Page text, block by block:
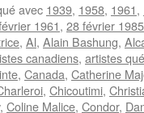
avec 1939, 1958, 1961,
1961, 28 février 1985
, Al, Alain Bashung,
canadiens, artistes
, Canada, Catherine
, Chicoutimi,
, Coline Malice, Condor,